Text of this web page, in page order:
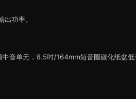
功率。
音单元，6.5吋/164mm短音圈碳化纸盆低